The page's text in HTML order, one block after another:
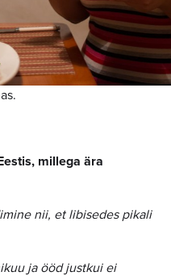
millega ära
nii, et libisedes pikali
ja ööd justkui ei